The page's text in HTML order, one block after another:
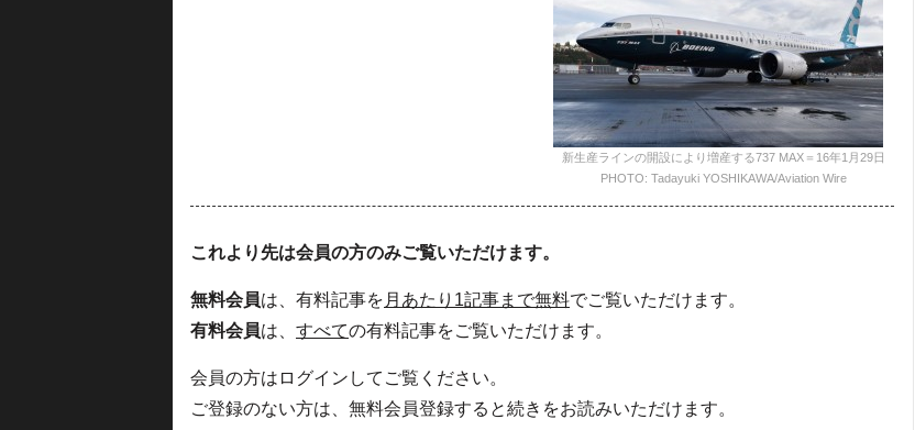
新生産ラインの開設により増産する737 MAX＝16年1月29日
PHOTO: Tadayuki YOSHIKAWA/Aviation Wire
これより先は会員の方のみご覧いただけます。
無料会員は、有料記事を 月あたり1記事まで無料でご覧いただけます。
有料会員は、 すべての有料記事をご覧いただけます。
会員の方はログインしてご覧ください。
ご登録のない方は、無料会員登録すると続きをお読みいただけます。